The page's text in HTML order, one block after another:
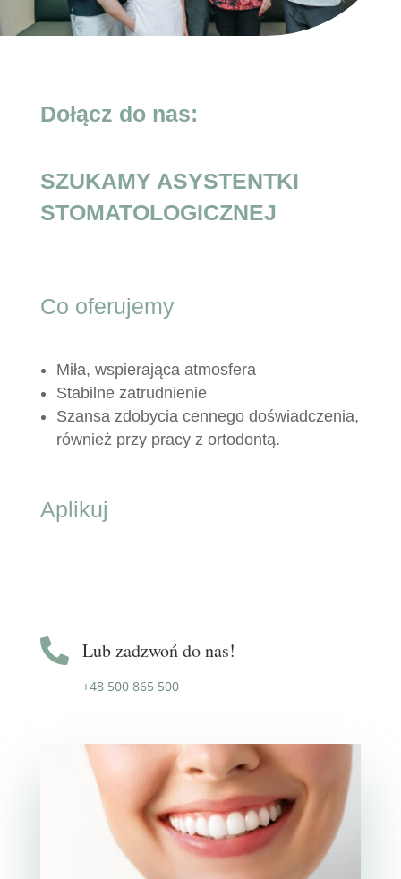
Dołącz do nas:
SZUKAMY ASYSTENTKI
STOMATOLOGICZNEJ
Co oferujemy
Miła, wspierająca atmosfera
Stabilne zatrudnienie
Szansa zdobycia cennego doświadczenia,
również przy pracy z ortodontą.
Aplikuj
 Lub zadzwoń do nas!
+48 500 865 500